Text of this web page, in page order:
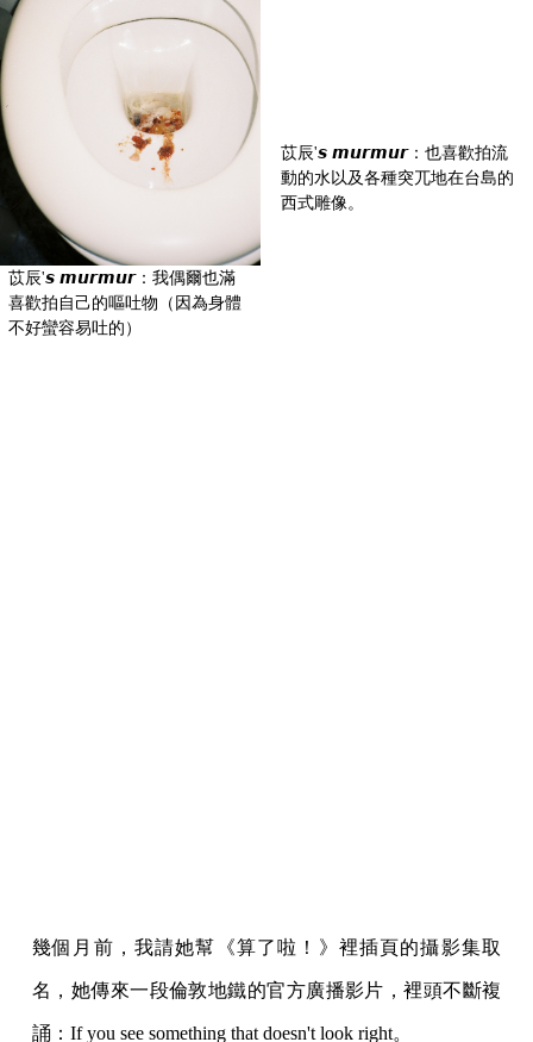
苡辰'𝙨 𝙢𝙪𝙧𝙢𝙪𝙧：我偶爾也滿
喜歡拍自己的嘔吐物（因為身體
不好蠻容易吐的）
「我覺得是因為如果它直說『遇到危險』的話，你可能
會自我審查說，到什麼程度才能算危險？但如果是 don't
look right 就是隱約覺得不太對。」真正的炸彈畢竟不會